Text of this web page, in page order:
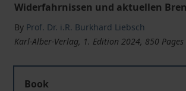
Widerfahrnissen und aktuellen
By Prof. Dr. i.R. Burkhard Liebsch
Karl-Alber-Verlag, 1. Edition 2024, 850 Pages
Book